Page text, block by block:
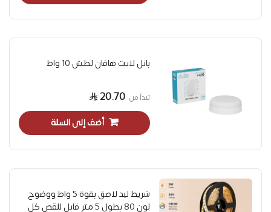
بانل لايت هافان لطش 10 واط
تبدأ من 20.70
أضف إلى السلة
شريط ليد لاصق بقوة 5 واط ووضوح
لون 80 بطول 5 متر قابل للقص كل